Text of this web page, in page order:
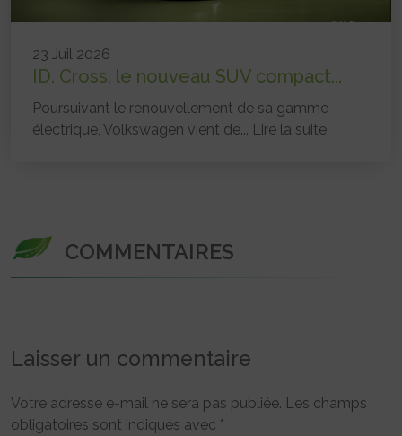
23 Juil 2026
ID. Cross, le nouveau SUV compact...
Poursuivant le renouvellement de sa gamme
électrique, Volkswagen vient de... Lire la suite
COMMENTAIRES
Laisser un commentaire
Votre adresse e-mail ne sera pas publiée. Les champs
obligatoires sont indiqués avec *